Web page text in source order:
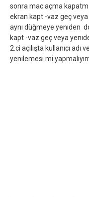
sonra mac açma
ekran kapt -vaz geç veya
aynı düğmeye yenıden
kapt -vaz geç veya
2.ci açılışta kullanıcı
yenılemesi mi